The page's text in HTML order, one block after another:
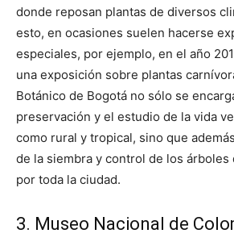
donde reposan plantas de diversos
esto, en ocasiones suelen hacerse
especiales, por ejemplo, en el año
una exposición sobre plantas
Botánico de Bogotá no sólo se
preservación y el estudio de la vida
como rural y tropical, sino que
de la siembra y control de los árboles
por toda la ciudad.
3. Museo Nacional de